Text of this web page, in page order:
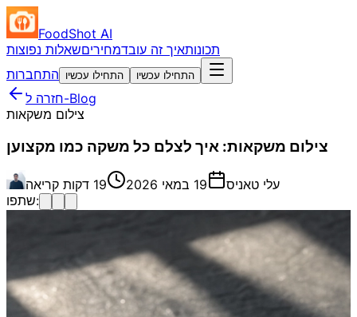
FoodShot AI
תכונותאיך זה עובדמחיריםשאלות נפוצות
התחברות
התחילו עכשיו התחילו עכשיו
חזרה ל-Blog
צילום משקאות
צילום משקאות: איך לצלם כל משקה כמו מקצוען
עלי טאניס 19 במאי 2026
19 דקות קריאה
שתפו: